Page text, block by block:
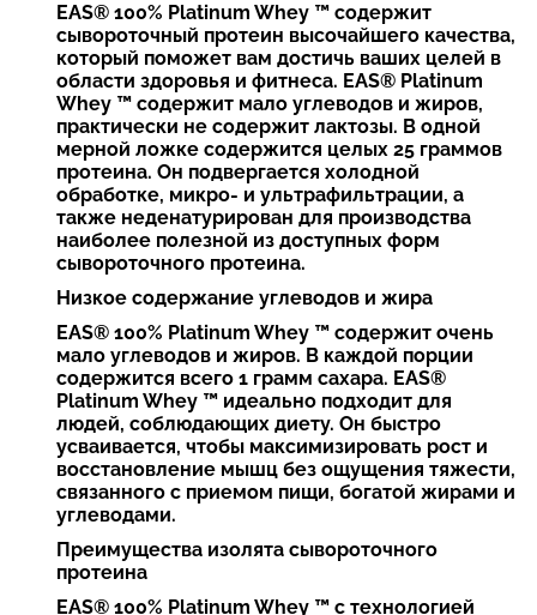
EAS® 100% Platinum Whey ™ содержит
сывороточный протеин высочайшего качества,
который поможет вам достичь ваших целей в
области здоровья и фитнеса. EAS® Platinum
Whey ™ содержит мало углеводов и жиров,
практически не содержит лактозы. В одной
мерной ложке содержится целых 25 граммов
протеина. Он подвергается холодной
обработке, микро- и ультрафильтрации, а
также неденатурирован для производства
наиболее полезной из доступных форм
сывороточного протеина.
Низкое содержание углеводов и жира
EAS® 100% Platinum Whey ™ содержит очень
мало углеводов и жиров. В каждой порции
содержится всего 1 грамм сахара. EAS®
Platinum Whey ™ идеально подходит для
людей, соблюдающих диету. Он быстро
усваивается, чтобы максимизировать рост и
восстановление мышц без ощущения тяжести,
связанного с приемом пищи, богатой жирами и
углеводами.
Преимущества изолята сывороточного
протеина
EAS® 100% Platinum Whey ™ с технологией